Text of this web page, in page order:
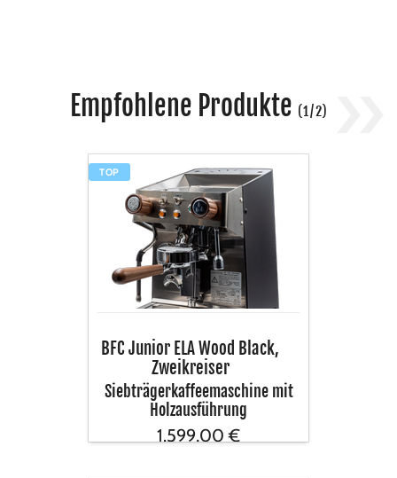
Empfohlene Produkte (1/2)
BFC
Junior
Wood
Black,
Zweikreiser
TOP
BFC Junior ELA Wood Black,
Zweikreiser
Siebträgerkaffeemaschine mit
Holzausführung
1.599,00 €